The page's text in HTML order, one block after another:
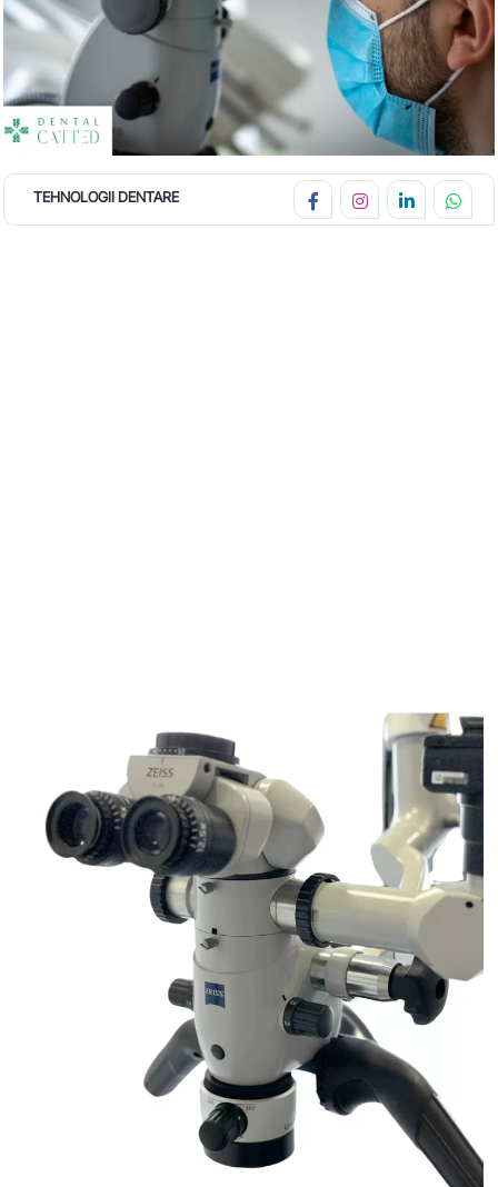
TEHNOLOGII DENTARE